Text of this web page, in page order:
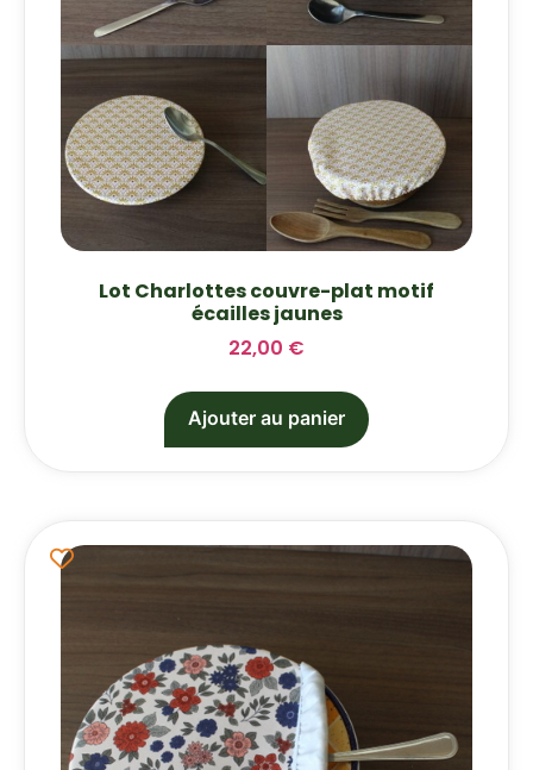
Lot Charlottes couvre-plat motif
écailles jaunes
22,00 €
Ajouter au panier